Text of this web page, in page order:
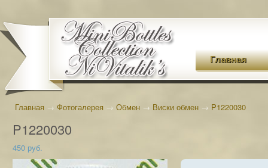
Главная
Главная → Фотогалерея → Обмен → Виски обмен → P1220030
P1220030
450 руб.